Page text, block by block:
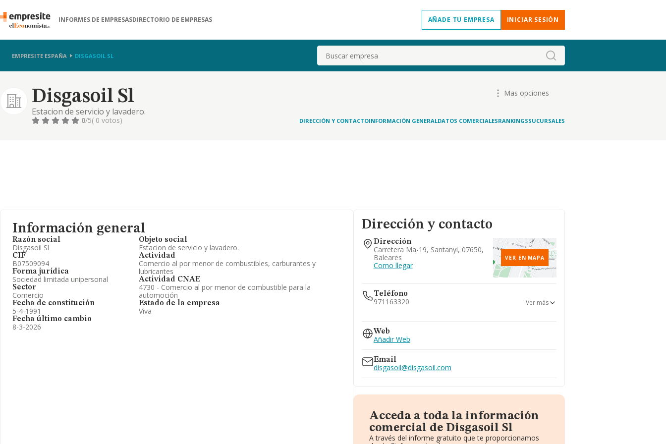
INFORMES DE EMPRESASDIRECTORIO DE EMPRESAS AÑADE TU EMPRESA INICIAR SESIÓN
EMPRESITE ESPAÑA DISGASOIL SL Buscar
Disgasoil Sl
Estacion de servicio y lavadero.
Mas opciones
0/5( 0 votos) DIRECCIÓN Y CONTACTOINFORMACIÓN GENERALDATOS COMERCIALESRANKINGSSUCURSALES
Información general
Razón social
Disgasoil Sl
CIF
B07509094
Forma jurídica
Sociedad limitada unipersonal
Sector
Comercio
Fecha de constitución
5-4-1991
Fecha último cambio
8-3-2026
Objeto social
Estacion de servicio y lavadero.
Actividad
Comercio al por menor de combustibles, carburantes y
lubricantes
Actividad CNAE
4730 - Comercio al por menor de combustible para la
automoción
Estado de la empresa
Viva
Dirección y contacto
Dirección
Carretera Ma-19, Santanyi, 07650,
Baleares
Como llegar
VER EN MAPA
Teléfono
971163320
971642009
Ver más
Web
Añadir Web
Email
disgasoil@disgasoil.com
Acceda a toda la información
comercial de Disgasoil Sl
A través del informe gratuito que te proporcionamos